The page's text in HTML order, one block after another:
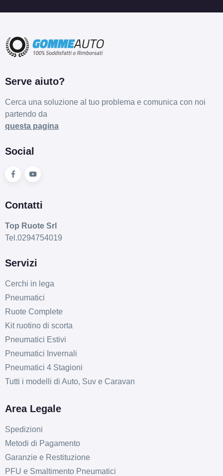
Serve aiuto?
Cerca una soluzione al tuo problema e comunica con noi
partendo da
questa pagina
Social
Contatti
Top Ruote Srl
Tel.0294754019
Servizi
Cerchi in lega
Pneumatici
Ruote Complete
Kit ruotino di scorta
Pneumatici Estivi
Pneumatici Invernali
Pneumatici 4 Stagioni
Tutti i modelli di Auto, Suv e Caravan
Area Legale
Spedizioni
Metodi di Pagamento
Garanzie e Restituzione
PFU e Smaltimento Pneumatici